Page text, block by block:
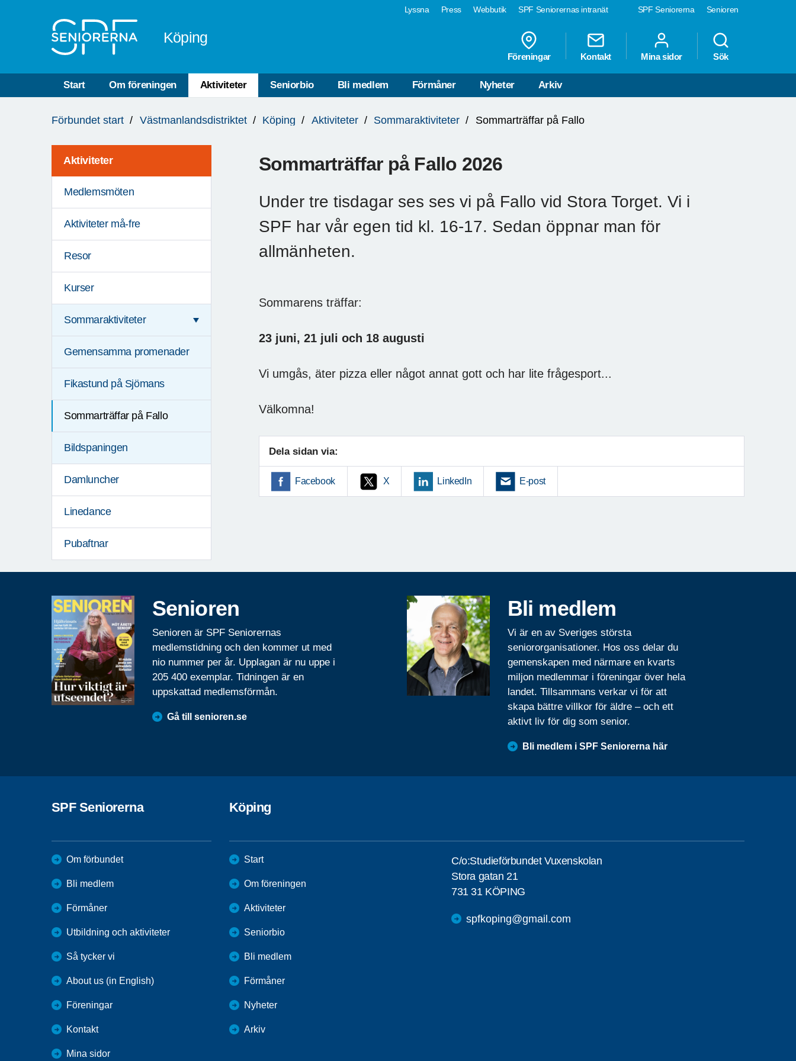
SPF Seniorerna Senioren
Lyssna Press Webbutik SPF Seniorernas intranät
Köping
Föreningar Kontakt Mina sidor Sök
Start Om föreningen Aktiviteter Seniorbio Bli medlem Förmåner Nyheter Arkiv
är
Förbundet start Västmanlandsdistriktet Köping Aktiviteter Sommaraktiviteter Sommarträffar på Fallo
Aktiviteter
Medlemsmöten
Aktiviteter må-fre
Resor
Kurser
Sommaraktiviteter
Gemensamma promenader
Fikastund på Sjömans
Sommarträffar på Fallo
Bildspaningen
Damluncher
Linedance
Pubaftnar
Sommarträffar på Fallo 2026
Under tre tisdagar ses ses vi på Fallo vid Stora Torget. Vi i
SPF har vår egen tid kl. 16-17. Sedan öppnar man för
allmänheten.
Sommarens träffar:
23 juni, 21 juli och 18 augusti
Vi umgås, äter pizza eller något annat gott och har lite frågesport...
Välkomna!
Dela sidan via:
Facebook X LinkedIn E-post
Senioren
Senioren är SPF Seniorernas
medlemstidning och den kommer ut med
nio nummer per år. Upplagan är nu uppe i
205 400 exemplar. Tidningen är en
uppskattad medlemsförmån.
Gå till senioren.se
Bli medlem
Vi är en av Sveriges största
seniororganisationer. Hos oss delar du
gemenskapen med närmare en kvarts
miljon medlemmar i föreningar över hela
landet. Tillsammans verkar vi för att
skapa bättre villkor för äldre – och ett
aktivt liv för dig som senior.
Bli medlem i SPF Seniorerna här
SPF Seniorerna
Om förbundet
Bli medlem
Förmåner
Utbildning och aktiviteter
Så tycker vi
About us (in English)
Föreningar
Kontakt
Mina sidor
Köping
Start
Om föreningen
Aktiviteter
Seniorbio
Bli medlem
Förmåner
Nyheter
Arkiv
C/o:Studieförbundet Vuxenskolan
Stora gatan 21
731 31 KÖPING
spfkoping@gmail.com